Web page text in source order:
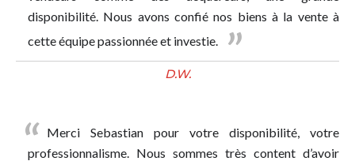
disponibilité. Nous avons confié nos biens à la vente à
cette équipe passionnée et investie.
D.W.
Merci Sebastian pour votre disponibilité, votre
professionnalisme. Nous sommes très content d’avoir